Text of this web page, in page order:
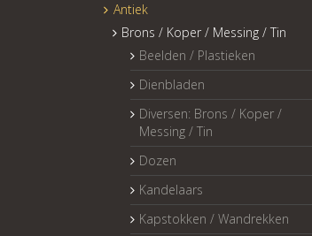
Antiek
Brons / Koper / Messing / Tin
Beelden / Plastieken
Dienbladen
Diversen: Brons / Koper /
Messing / Tin
Dozen
Kandelaars
Kapstokken / Wandrekken